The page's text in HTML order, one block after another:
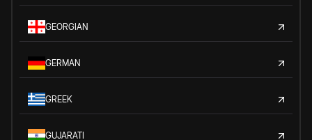
GEORGIAN
GERMAN
GREEK
GUJARATI